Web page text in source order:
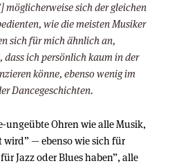
möglicherweise sich der gleichen
wie die meisten Musiker
sich für mich ähnlich an,
ich persönlich kaum in der
könne, ebenso wenig im
Dancegeschichten.
ungeübte Ohren wie alle Musik,
wird” — ebenso wie sich für
Jazz oder Blues haben”, alle